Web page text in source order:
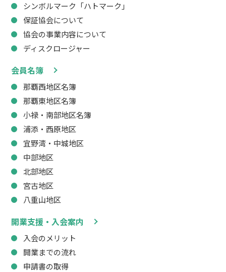
シンボルマーク「ハトマーク」
保証協会について
協会の事業内容について
ディスクロージャー
会員名簿
那覇西地区名簿
那覇東地区名簿
小禄・南部地区名簿
浦添・西原地区
宜野湾・中城地区
中部地区
北部地区
宮古地区
八重山地区
開業支援・入会案内
入会のメリット
開業までの流れ
申請書の取得